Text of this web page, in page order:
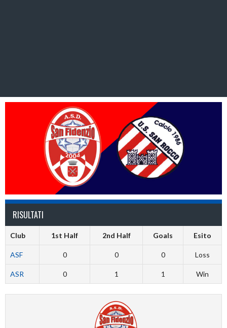
RISULTATI
Club 1st Half 2nd Half Goals Esito
ASF 0 0 0 Loss
ASR 0 1 1 Win